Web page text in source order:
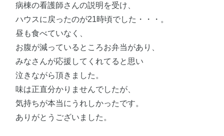
病棟の看護師さんの説明を受け、
ハウスに戻ったのが21時頃でした・・・。
昼も食べていなく、
お腹が減っているところお弁当があり、
みなさんが応援してくれてると思い
泣きながら頂きました。
味は正直分かりませんでしたが、
気持ちが本当にうれしかったです。
ありがとうございました。